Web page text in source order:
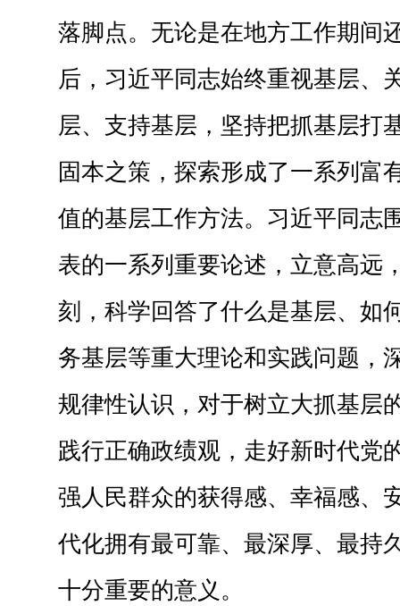
落脚点。无论是在地方工作期间
后，习近平同志始终重视基层、
层、支持基层，坚持把抓基层打
固本之策，探索形成了一系列富
值的基层工作方法。习近平同志
表的一系列重要论述，立意高远
刻，科学回答了什么是基层、如
务基层等重大理论和实践问题，
规律性认识，对于树立大抓基层
践行正确政绩观，走好新时代党
强人民群众的获得感、幸福感、
代化拥有最可靠、最深厚、最持
十分重要的意义。